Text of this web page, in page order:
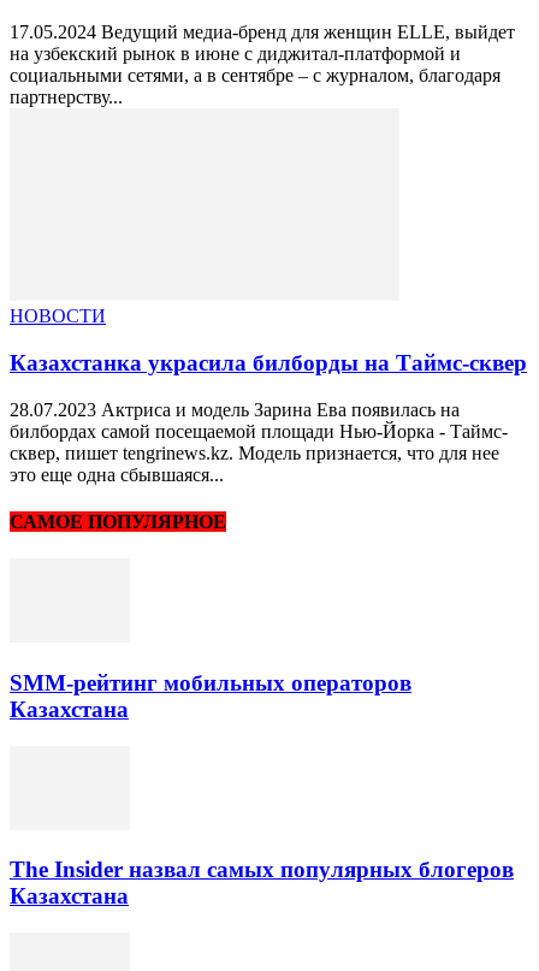
17.05.2024 Ведущий медиа-бренд для женщин ELLE, выйдет
на узбекский рынок в июне с диджитал-платформой и
социальными сетями, а в сентябре – с журналом, благодаря
партнерству...
НОВОСТИ
Казахстанка украсила билборды на Таймс-сквер
28.07.2023 Актриса и модель Зарина Ева появилась на
билбордах самой посещаемой площади Нью-Йорка - Таймс-
сквер, пишет tengrinews.kz. Модель признается, что для нее
это еще одна сбывшаяся...
САМОЕ ПОПУЛЯРНОЕ
SMM-рейтинг мобильных операторов
Казахстана
The Insider назвал самых популярных блогеров
Казахстана